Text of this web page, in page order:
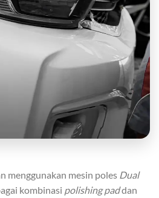
menggunakan mesin poles Dual
kombinasi polishing paddan